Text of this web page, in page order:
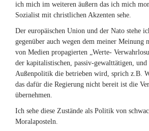
ich mich im weiteren äußern das ich mich
Sozialist mit christlichen Akzenten sehe.
Der europäischen Union und der Nato stehe
gegenüber auch wegen dem meiner Meinung
von Medien propagierten „Werte-
der kapitalistischen, passiv-gewalttätigen,
Außenpolitik die betrieben wird, sprich z.B.
das dafür die Regierung nicht bereit ist die
übernehmen.
Ich sehe diese Zustände als Politik von
Moralaposteln.